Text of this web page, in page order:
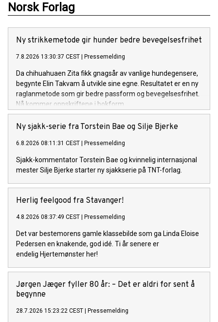
Norsk Forlag
Ny strikkemetode gir hunder bedre bevegelsesfrihet
7.8.2026 13:30:37 CEST Pressemelding
Da chihuahuaen Zita fikk gnagsår av vanlige hundegensere,
begynte Elin Takvam å utvikle sine egne. Resultatet er en ny
raglanmetode som gir bedre passform og bevegelsesfrihet.
Nå kommer oppskriftene i bokform.
Ny sjakk-serie fra Torstein Bae og Silje Bjerke
6.8.2026 08:11:31 CEST Pressemelding
Sjakk-kommentator Torstein Bae og kvinnelig internasjonal
mester Silje Bjerke starter ny sjakkserie på TNT-forlag.
Herlig feelgood fra Stavanger!
4.8.2026 08:37:49 CEST Pressemelding
Det var bestemorens gamle klassebilde som ga Linda Eloise
Pedersen en knakende, god idé. Ti år senere er
endelig Hjertemønster her!
Jørgen Jæger fyller 80 år: – Det er aldri for sent å
begynne
28.7.2026 15:23:22 CEST Pressemelding